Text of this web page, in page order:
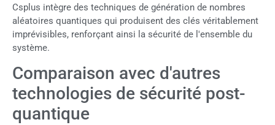
Csplus intègre des techniques de génération de nombres
aléatoires quantiques qui produisent des clés véritablement
imprévisibles, renforçant ainsi la sécurité de l'ensemble du
système.
Comparaison avec d'autres
technologies de sécurité post-
quantique